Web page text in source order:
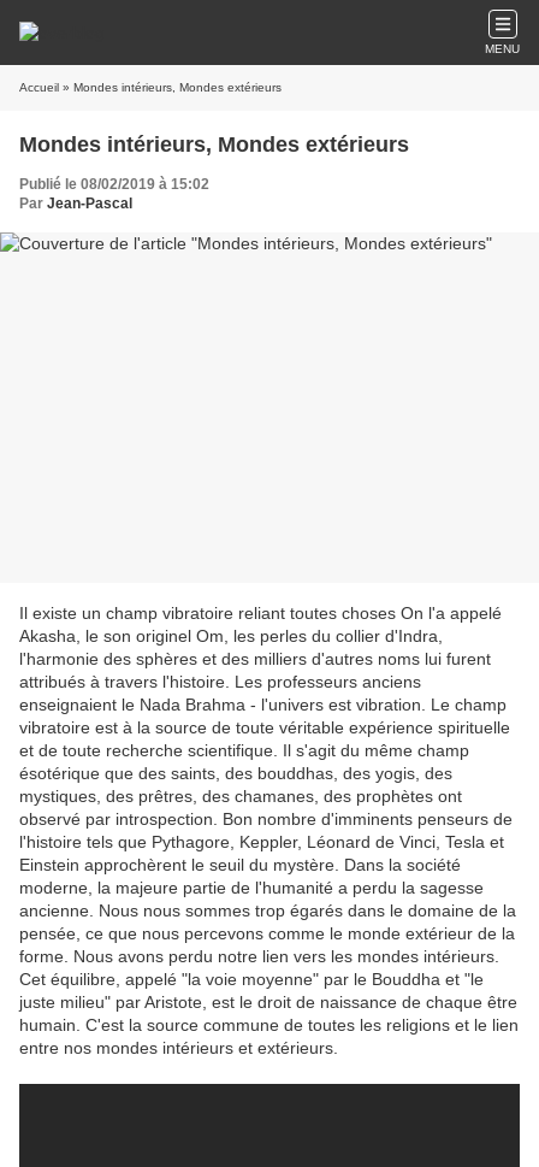
MENU
Accueil » Mondes intérieurs, Mondes extérieurs
Mondes intérieurs, Mondes extérieurs
Publié le 08/02/2019 à 15:02
Par Jean-Pascal
Il existe un champ vibratoire reliant toutes choses On l'a appelé
Akasha, le son originel Om, les perles du collier d'Indra,
l'harmonie des sphères et des milliers d'autres noms lui furent
attribués à travers l'histoire. Les professeurs anciens
enseignaient le Nada Brahma - l'univers est vibration. Le champ
vibratoire est à la source de toute véritable expérience spirituelle
et de toute recherche scientifique. Il s'agit du même champ
ésotérique que des saints, des bouddhas, des yogis, des
mystiques, des prêtres, des chamanes, des prophètes ont
observé par introspection. Bon nombre d'imminents penseurs de
l'histoire tels que Pythagore, Keppler, Léonard de Vinci, Tesla et
Einstein approchèrent le seuil du mystère. Dans la société
moderne, la majeure partie de l'humanité a perdu la sagesse
ancienne. Nous nous sommes trop égarés dans le domaine de la
pensée, ce que nous percevons comme le monde extérieur de la
forme. Nous avons perdu notre lien vers les mondes intérieurs.
Cet équilibre, appelé "la voie moyenne" par le Bouddha et "le
juste milieu" par Aristote, est le droit de naissance de chaque être
humain. C'est la source commune de toutes les religions et le lien
entre nos mondes intérieurs et extérieurs.